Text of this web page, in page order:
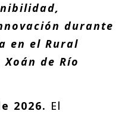
durante
en el Rural
de Río
2026. El